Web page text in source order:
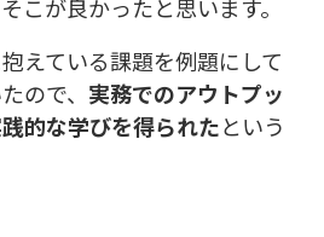
こが良かったと思います。
えている課題を例題にして
ので、 実務でのアウトプッ
的な学びを得られたという